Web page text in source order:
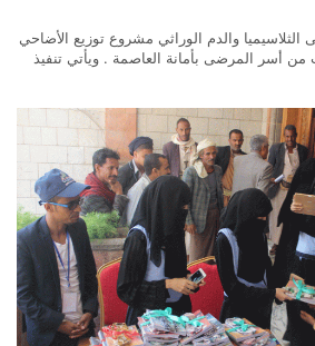
الثلاسيميا والدم الوراثي مشروع توزيع الأضاحي
2018م للمئات من أسر المرضى بأمانة العاصمة . ويأتي تنفيذ